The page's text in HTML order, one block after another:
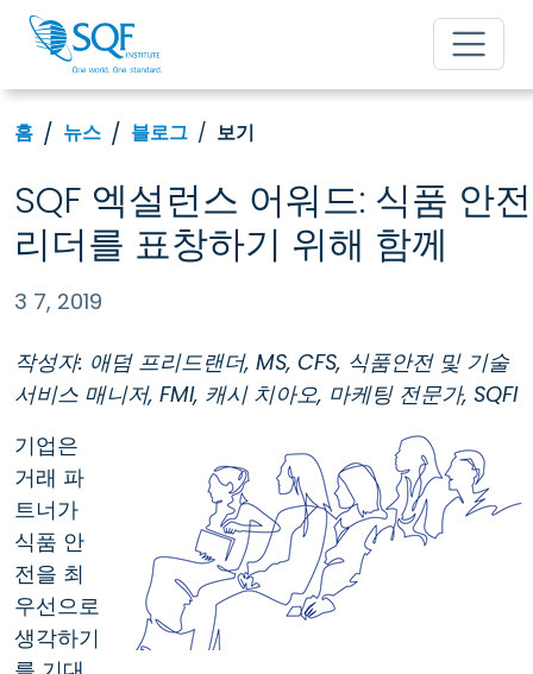
홈 뉴스 블로그 보기
SQF 엑설런스 어워드: 식품 안전
리더를 표창하기 위해 함께
3 7, 2019
작성자: 애덤 프리드랜더, MS, CFS, 식품안전 및 기술
서비스 매니저, FMI, 캐시 치아오, 마케팅 전문가, SQFI
기업은
거래 파
트너가
식품 안
전을 최
우선으로
생각하기